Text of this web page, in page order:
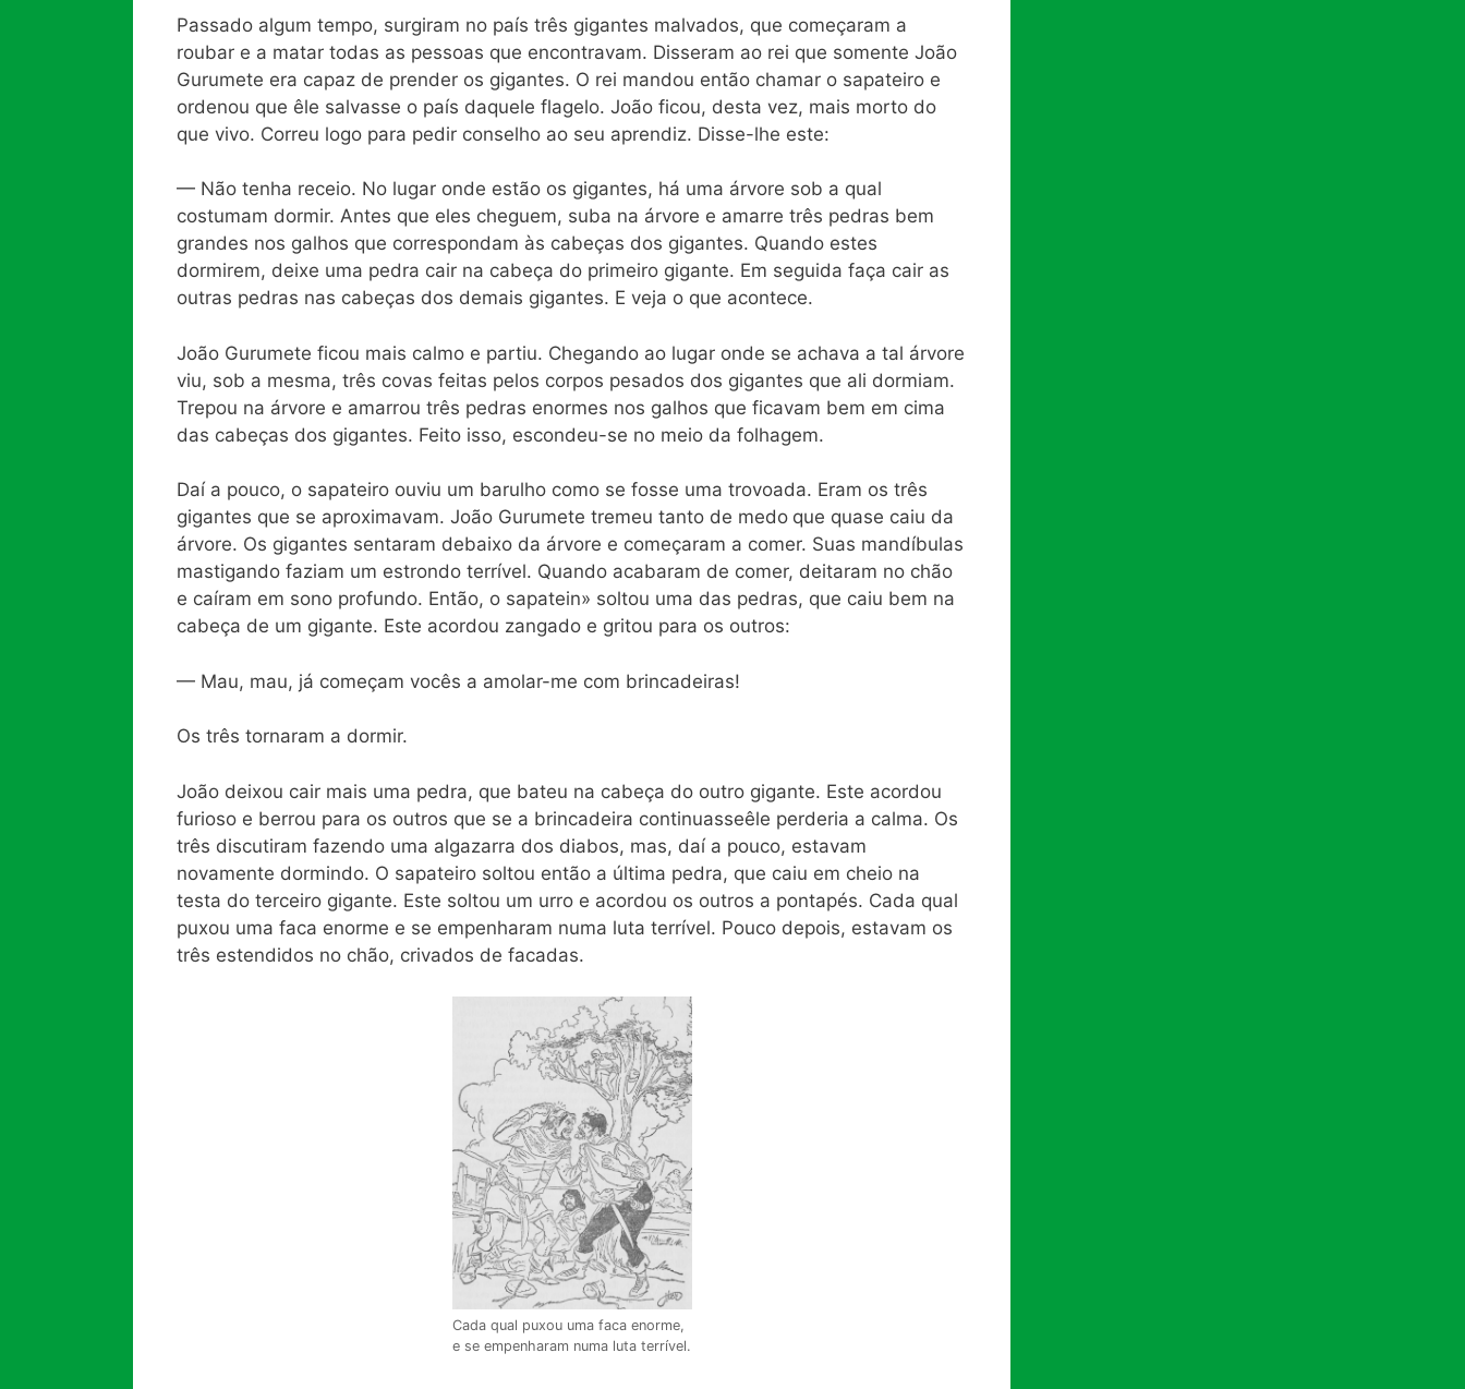
Passado algum tempo, surgiram no país três gigantes malvados, que começaram a
roubar e a matar todas as pessoas que encontravam. Disseram ao rei que somente João
Gurumete era capaz de prender os gigantes. O rei mandou então chamar o sapateiro e
ordenou que êle salvasse o país daquele flagelo. João ficou, desta vez, mais morto do
que vivo. Correu logo para pedir conselho ao seu aprendiz. Disse-lhe este:
— Não tenha receio. No lugar onde estão os gigantes, há uma árvore sob a qual
costumam dormir. Antes que eles cheguem, suba na árvore e amarre três pedras bem
grandes nos galhos que correspondam às cabeças dos gigantes. Quando estes
dormirem, deixe uma pedra cair na cabeça do primeiro gigante. Em seguida faça cair as
outras pedras nas cabeças dos demais gigantes. E veja o que acontece.
João Gurumete ficou mais calmo e partiu. Chegando ao lugar onde se achava a tal árvore
viu, sob a mesma, três covas feitas pelos corpos pesados dos gigantes que ali dormiam.
Trepou na árvore e amarrou três pedras enormes nos galhos que ficavam bem em cima
das cabeças dos gigantes. Feito isso, escondeu-se no meio da folhagem.
Daí a pouco, o sapateiro ouviu um barulho como se fosse uma trovoada. Eram os três
gigantes que se aproximavam. João Gurumete tremeu tanto de medo que quase caiu da
árvore. Os gigantes sentaram debaixo da árvore e começaram a comer. Suas mandíbulas
mastigando faziam um estrondo terrível. Quando acabaram de comer, deitaram no chão
e caíram em sono profundo. Então, o sapatein» soltou uma das pedras, que caiu bem na
cabeça de um gigante. Este acordou zangado e gritou para os outros:
— Mau, mau, já começam vocês a amolar-me com brincadeiras!
Os três tornaram a dormir.
João deixou cair mais uma pedra, que bateu na cabeça do outro gigante. Este acordou
furioso e berrou para os outros que se a brincadeira continuasseêle perderia a calma. Os
três discutiram fazendo uma algazarra dos diabos, mas, daí a pouco, estavam
novamente dormindo. O sapateiro soltou então a última pedra, que caiu em cheio na
testa do terceiro gigante. Este soltou um urro e acordou os outros a pontapés. Cada qual
puxou uma faca enorme e se empenharam numa luta terrível. Pouco depois, estavam os
três estendidos no chão, crivados de facadas.
Cada qual puxou uma faca enorme,
e se empenharam numa luta terrível.